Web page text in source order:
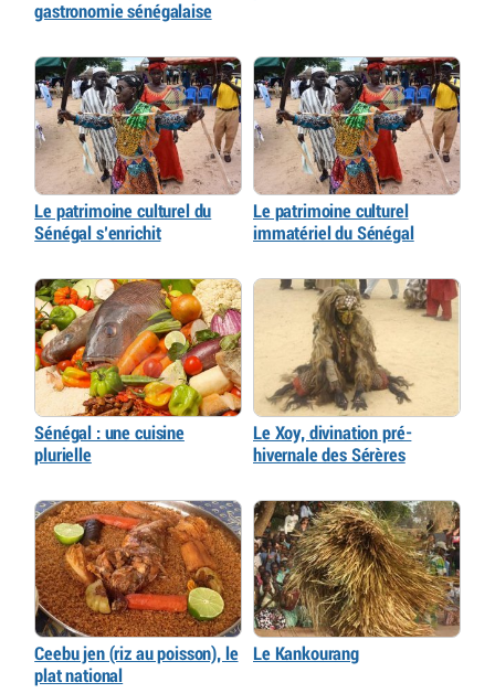
gastronomie sénégalaise
Le patrimoine culturel du
Sénégal s’enrichit
Le patrimoine culturel
immatériel du Sénégal
Sénégal : une cuisine
plurielle
Le Xoy, divination pré-
hivernale des Sérères
Ceebu jen (riz au poisson), le
plat national
Le Kankourang